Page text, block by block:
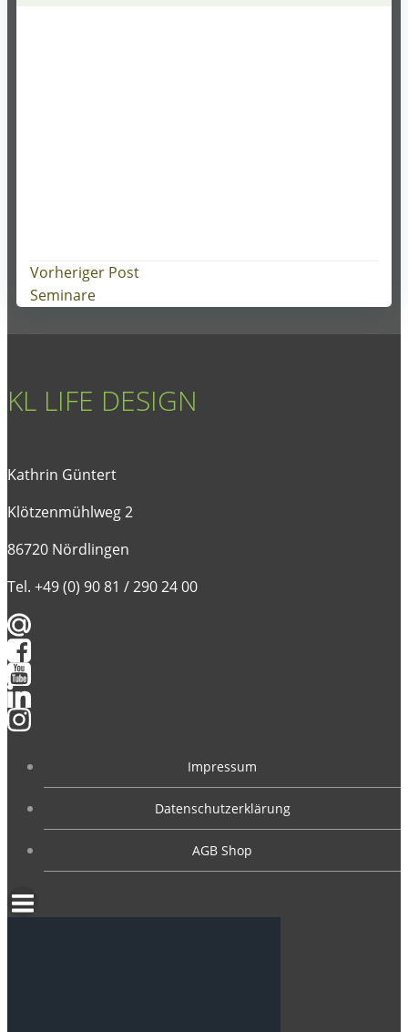
Post
navigation
Vorheriger Post
Seminare
KL LIFE DESIGN
Kathrin Güntert
Klötzenmühlweg 2
86720 Nördlingen
Tel. +49 (0) 90 81 / 290 24 00
Impressum
Datenschutzerklärung
AGB Shop